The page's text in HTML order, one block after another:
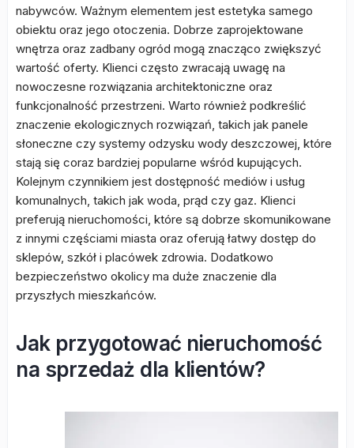
nabywców. Ważnym elementem jest estetyka samego
obiektu oraz jego otoczenia. Dobrze zaprojektowane
wnętrza oraz zadbany ogród mogą znacząco zwiększyć
wartość oferty. Klienci często zwracają uwagę na
nowoczesne rozwiązania architektoniczne oraz
funkcjonalność przestrzeni. Warto również podkreślić
znaczenie ekologicznych rozwiązań, takich jak panele
słoneczne czy systemy odzysku wody deszczowej, które
stają się coraz bardziej popularne wśród kupujących.
Kolejnym czynnikiem jest dostępność mediów i usług
komunalnych, takich jak woda, prąd czy gaz. Klienci
preferują nieruchomości, które są dobrze skomunikowane
z innymi częściami miasta oraz oferują łatwy dostęp do
sklepów, szkół i placówek zdrowia. Dodatkowo
bezpieczeństwo okolicy ma duże znaczenie dla
przyszłych mieszkańców.
Jak przygotować nieruchomość
na sprzedaż dla klientów?